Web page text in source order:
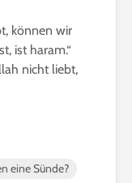
können wir
ist haram.“
nicht liebt,
eine Sünde?